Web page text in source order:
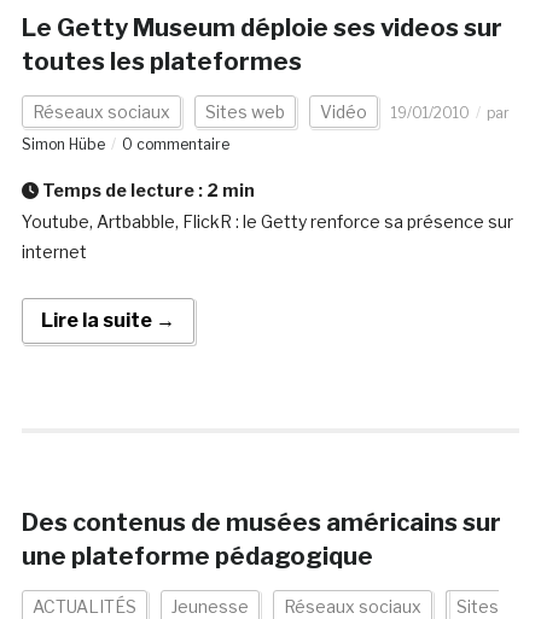
Le Getty Museum déploie ses videos sur
toutes les plateformes
Réseaux sociaux Sites web Vidéo 19/01/2010
par
Simon Hübe
0 commentaire
Temps de lecture : 2 min
Youtube, Artbabble, FlickR : le Getty renforce sa présence sur
internet
Lire la suite →
Des contenus de musées américains sur
une plateforme pédagogique
ACTUALITÉS Jeunesse Réseaux sociaux Sites